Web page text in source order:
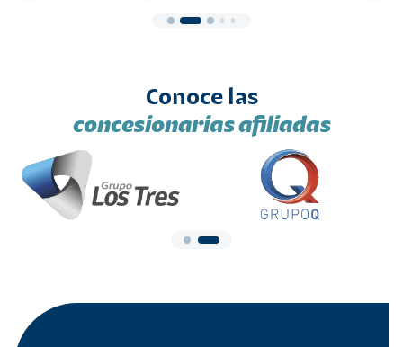
Conoce las
concesionarias afiliadas